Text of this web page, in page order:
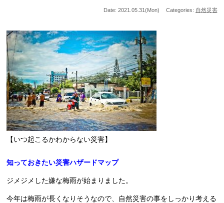
Date: 2021.05.31(Mon) Categories: 自然災害
【いつ起こるかわからない災害】
知っておきたい災害ハザードマップ
ジメジメした嫌な梅雨が始まりました。
今年は梅雨が長くなりそうなので、自然災害の事をしっかり考える